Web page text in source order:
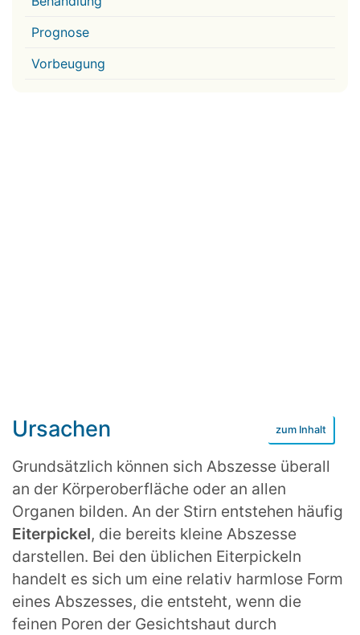
Prognose
Vorbeugung
Ursachen
Grundsätzlich können sich Abszesse überall
an der Körperoberfläche oder an allen
Organen bilden. An der Stirn entstehen häufig
Eiterpickel, die bereits kleine Abszesse
darstellen. Bei den üblichen Eiterpickeln
handelt es sich um eine relativ harmlose Form
eines Abszesses, die entsteht, wenn die
feinen Poren der Gesichtshaut durch